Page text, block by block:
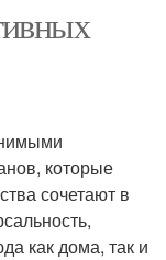
которые
сочетают в
как дома, так и